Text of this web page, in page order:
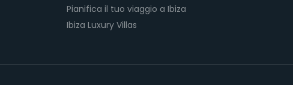
Pianifica il tuo viaggio a Ibiza
Ibiza Luxury Villas